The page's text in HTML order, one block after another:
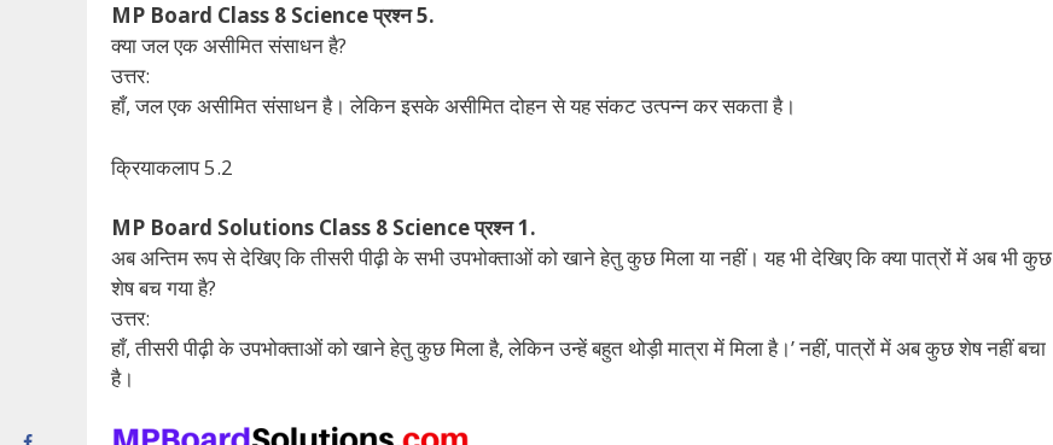
MP Board Class 8 Science प्रश्न 5.
क्या जल एक असीमित संसाधन है?
उत्तर:
हाँ, जल एक असीमित संसाधन है। लेकिन इसके असीमित दोहन से यह संकट उत्पन्न कर सकता है।
क्रियाकलाप 5.2
MP Board Solutions Class 8 Science प्रश्न 1.
अब अन्तिम रूप से देखिए कि तीसरी पीढ़ी के सभी उपभोक्ताओं को खाने हेतु कुछ मिला या नहीं। यह भी देखिए कि क्या पात्रों में अब भी कुछ
शेष बच गया है?
उत्तर:
हाँ, तीसरी पीढ़ी के उपभोक्ताओं को खाने हेतु कुछ मिला है, लेकिन उन्हें बहुत थोड़ी मात्रा में मिला है।’ नहीं, पात्रों में अब कुछ शेष नहीं बचा
है।